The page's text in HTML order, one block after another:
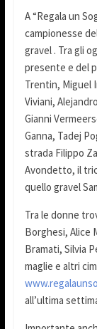
A “Regala un
campionesse
gravel . Tra gli
presente e del
Trentin, Miguel
Viviani,
Gianni
Ganna, Tadej
strada Filippo
Avondetto, il
quello gravel
Tra le donne
Borghesi, Alice
Bramati, Silvia
maglie e altri
all’ultima